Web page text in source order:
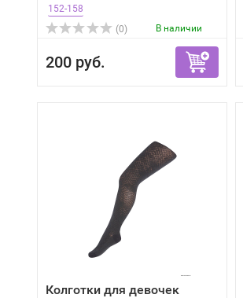
152-158
(0)
В наличии
200 руб.
Колготки для девочек